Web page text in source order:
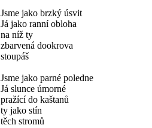
Jsme jako brzký úsvit
Já jako ranní obloha
na níž ty
zbarvená dookrova
stoupáš
Jsme jako parné poledne
Já slunce úmorné
pražící do kaštanů
ty jako stín
těch stromů